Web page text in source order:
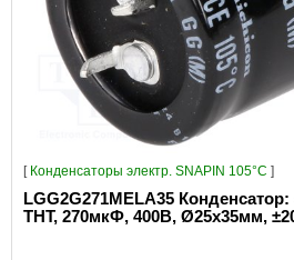
[ Конденсаторы электр. SNAPIN 105°C ]
LGG2G271MELA35
THT, 270мкФ, 400В, Ø25x35мм,